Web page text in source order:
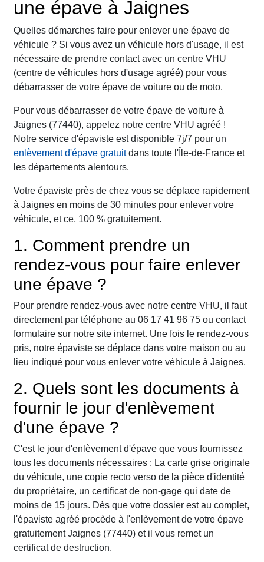
une épave à Jaignes
Quelles démarches faire pour enlever une épave de
véhicule ? Si vous avez un véhicule hors d'usage, il est
nécessaire de prendre contact avec un centre VHU
(centre de véhicules hors d'usage agréé) pour vous
débarrasser de votre épave de voiture ou de moto.
Pour vous débarrasser de votre épave de voiture à
Jaignes (77440), appelez notre centre VHU agréé !
Notre service d'épaviste est disponible 7j/7 pour un
enlèvement d'épave gratuitdans toute l'Île-de-France et
les départements alentours.
Votre épaviste près de chez vous se déplace rapidement
à Jaignes en moins de 30 minutes pour enlever votre
véhicule, et ce, 100 % gratuitement.
1. Comment prendre un
rendez-vous pour faire enlever
une épave ?
Pour prendre rendez-vous avec notre centre VHU, il faut
directement par téléphone au 06 17 41 96 75 ou contact
formulaire sur notre site internet. Une fois le rendez-vous
pris, notre épaviste se déplace dans votre maison ou au
lieu indiqué pour vous enlever votre véhicule à Jaignes.
2. Quels sont les documents à
fournir le jour d'enlèvement
d'une épave ?
C'est le jour d'enlèvement d'épave que vous fournissez
tous les documents nécessaires : La carte grise originale
du véhicule, une copie recto verso de la pièce d'identité
du propriétaire, un certificat de non-gage qui date de
moins de 15 jours. Dès que votre dossier est au complet,
l'épaviste agréé procède à l'enlèvement de votre épave
gratuitement Jaignes (77440) et il vous remet un
certificat de destruction.